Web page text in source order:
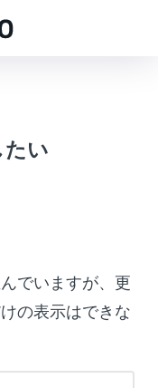
たい
でいますが、更
の表示はできな